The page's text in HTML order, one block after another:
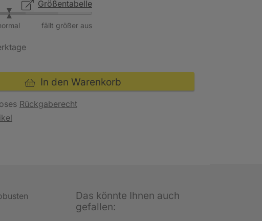
Größentabelle
fällt größer aus
In den Warenkorb
Rückgaberecht
Das könnte Ihnen auch
gefallen: